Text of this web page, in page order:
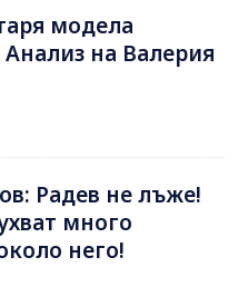
модела
Анализ на Валерия
Радев не лъже!
много
него!